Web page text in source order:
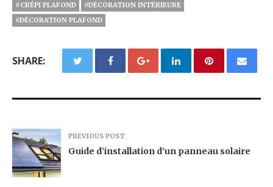
#CRÉPI PLAFOND
#DÉCORATION INTÉRIEURE
#DÉCORATION PLAFOND
SHARE:
PREVIOUS POST
Guide d’installation d’un panneau solaire